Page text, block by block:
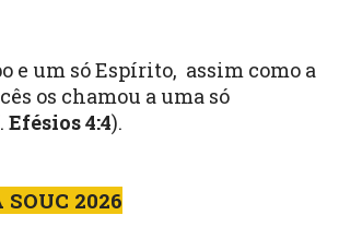
e um só Espírito, assim como a
os chamou a uma só
Efésios 4:4).
2026